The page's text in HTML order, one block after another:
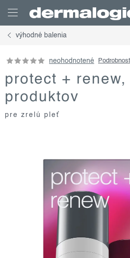
obsah
výhodné balenia
neohodnotené
protect + renew,
produktov
pre zrelú pleť